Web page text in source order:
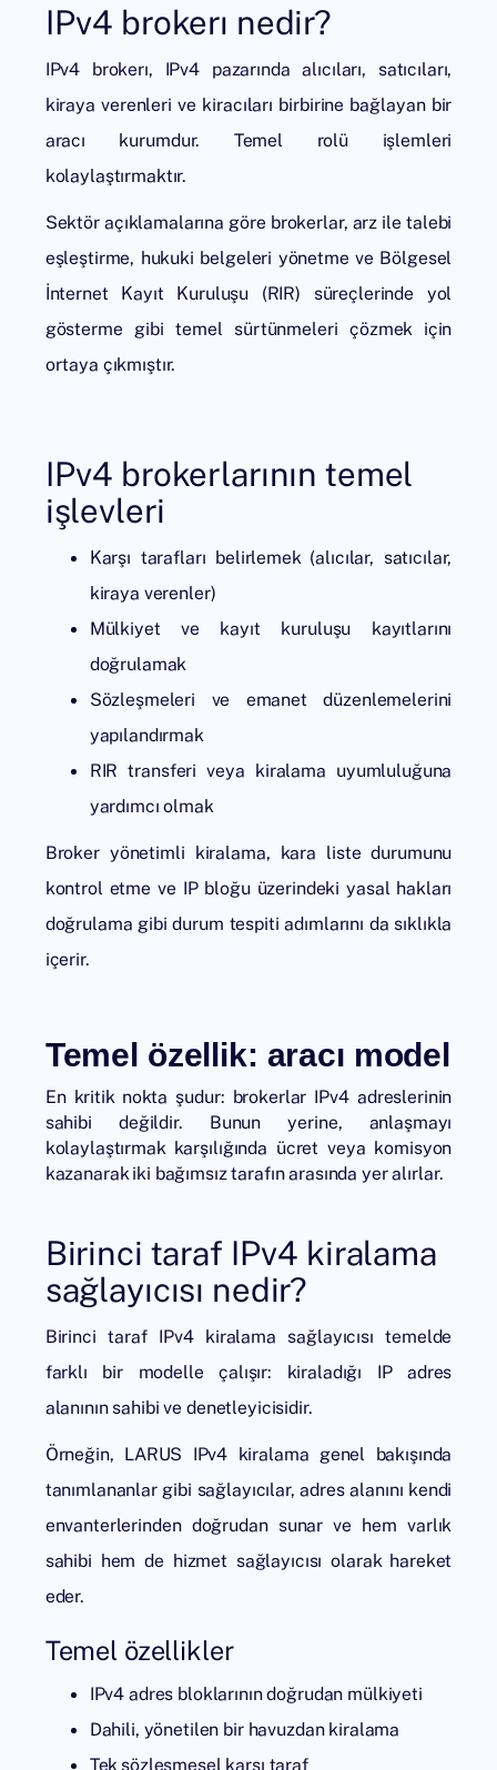
IPv4 brokerı nedir?
IPv4 brokerı, IPv4 pazarında alıcıları, satıcıları,
kiraya verenleri ve kiracıları birbirine bağlayan bir
aracı kurumdur. Temel rolü işlemleri
kolaylaştırmaktır.
Sektör açıklamalarına göre brokerlar, arz ile talebi
eşleştirme, hukuki belgeleri yönetme ve Bölgesel
İnternet Kayıt Kuruluşu (RIR) süreçlerinde yol
gösterme gibi temel sürtünmeleri çözmek için
ortaya çıkmıştır.
IPv4 brokerlarının temel
işlevleri
Karşı tarafları belirlemek (alıcılar, satıcılar,
kiraya verenler)
Mülkiyet ve kayıt kuruluşu kayıtlarını
doğrulamak
Sözleşmeleri ve emanet düzenlemelerini
yapılandırmak
RIR transferi veya kiralama uyumluluğuna
yardımcı olmak
Broker yönetimli kiralama, kara liste durumunu
kontrol etme ve IP bloğu üzerindeki yasal hakları
doğrulama gibi durum tespiti adımlarını da sıklıkla
içerir.
Temel özellik: aracı model
En kritik nokta şudur: brokerlar IPv4 adreslerinin
sahibi değildir. Bunun yerine, anlaşmayı
kolaylaştırmak karşılığında ücret veya komisyon
kazanarak iki bağımsız tarafın arasında yer alırlar.
Birinci taraf IPv4 kiralama
sağlayıcısı nedir?
Birinci taraf IPv4 kiralama sağlayıcısı temelde
farklı bir modelle çalışır: kiraladığı IP adres
alanının sahibi ve denetleyicisidir.
Örneğin, LARUS IPv4 kiralama genel bakışında
tanımlananlar gibi sağlayıcılar, adres alanını kendi
envanterlerinden doğrudan sunar ve hem varlık
sahibi hem de hizmet sağlayıcısı olarak hareket
eder.
Temel özellikler
IPv4 adres bloklarının doğrudan mülkiyeti
Dahili, yönetilen bir havuzdan kiralama
Tek sözleşmesel karşı taraf